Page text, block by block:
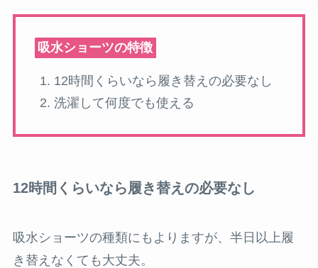
吸水ショーツの特徴
12時間くらいなら履き替えの必要なし
洗濯して何度でも使える
12時間くらいなら履き替えの必要なし
吸水ショーツの種類にもよりますが、半日以上履
き替えなくても大丈夫。